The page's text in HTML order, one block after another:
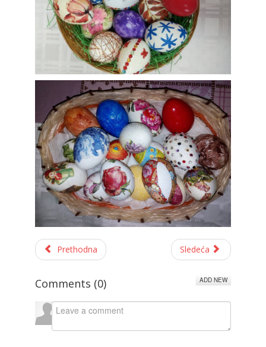
Prethodna Sledeća
Comments (0) ADD NEW